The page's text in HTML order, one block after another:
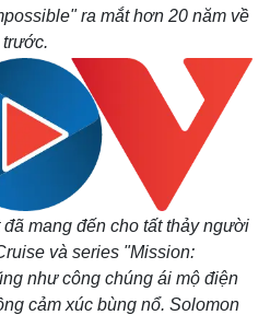
ra mắt hơn 20 năm về
trước.
mang đến cho tất thảy người
và series "Mission:
như công chúng ái mộ điện
cảm xúc bùng nổ. Solomon